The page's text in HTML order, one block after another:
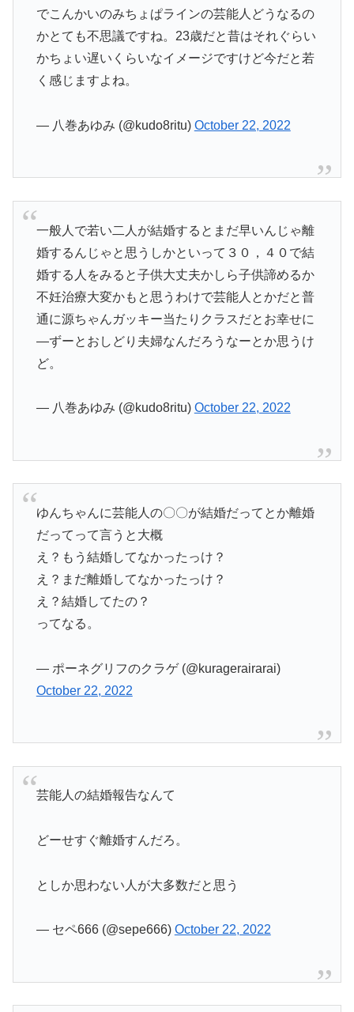
でこんかいのみちょぱラインの芸能人どうなるの
かとても不思議ですね。23歳だと昔はそれぐらい
かちょい遅いくらいなイメージですけど今だと若
く感じますよね。
— 八巻あゆみ (@kudo8ritu) October 22, 2022
一般人で若い二人が結婚するとまだ早いんじゃ離
婚するんじゃと思うしかといって３０，４０で結
婚する人をみると子供大丈夫かしら子供諦めるか
不妊治療大変かもと思うわけで芸能人とかだと普
通に源ちゃんガッキー当たりクラスだとお幸せに
―ずーとおしどり夫婦なんだろうなーとか思うけ
ど。
— 八巻あゆみ (@kudo8ritu) October 22, 2022
ゆんちゃんに芸能人の〇〇が結婚だってとか離婚
だってって言うと大概
え？もう結婚してなかったっけ？
え？まだ離婚してなかったっけ？
え？結婚してたの？
ってなる。
— ポーネグリフのクラゲ (@kuragerairarai)
October 22, 2022
芸能人の結婚報告なんて
どーせすぐ離婚すんだろ。
としか思わない人が大多数だと思う
— セペ666 (@sepe666) October 22, 2022